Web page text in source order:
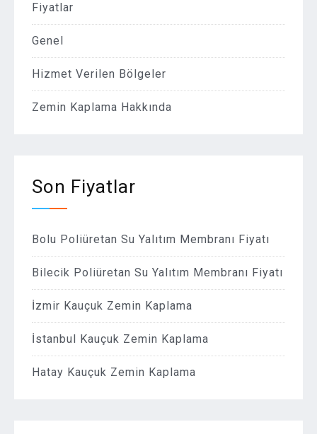
Fiyatlar
Genel
Hizmet Verilen Bölgeler
Zemin Kaplama Hakkında
Son Fiyatlar
Bolu Poliüretan Su Yalıtım Membranı Fiyatı
Bilecik Poliüretan Su Yalıtım Membranı Fiyatı
İzmir Kauçuk Zemin Kaplama
İstanbul Kauçuk Zemin Kaplama
Hatay Kauçuk Zemin Kaplama